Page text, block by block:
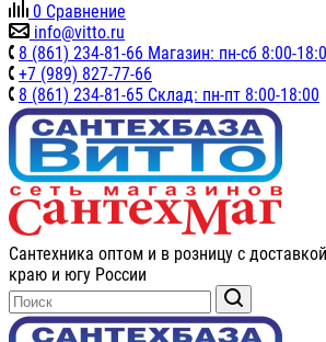
0 Сравнение
info@vitto.ru
8 (861) 234-81-66 Магазин: пн-сб 8:00-
+7 (989) 827-77-66
8 (861) 234-81-65 Склад: пн-пт 8:00-18:00
Сантехника оптом и в розницу с
краю и югу России